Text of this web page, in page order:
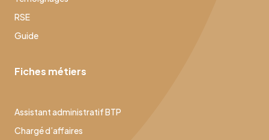
RSE
Guide
Fiches métiers
Assistant administratif BTP
Chargé d’affaires